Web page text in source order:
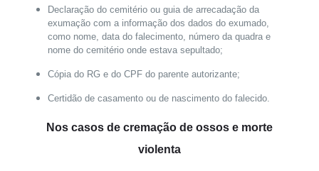
Declaração do cemitério ou guia de arrecadação da
exumação com a informação dos dados do exumado,
como nome, data do falecimento, número da quadra e
nome do cemitério onde estava sepultado;
Cópia do RG e do CPF do parente autorizante;
Certidão de casamento ou de nascimento do falecido.
Nos casos de cremação de ossos e morte
violenta